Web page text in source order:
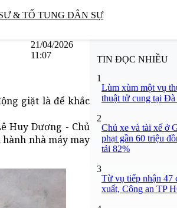
& TỐ TỤNG DÂN SỰ
21/04/2026
11:07
giặt là để khắc
Huy Dương - Chủ
hành nhà máy may
TIN ĐỌC NHIỀU
1
Lùm xùm một vụ
thuật tử cung tại
2
Chủ xe và tài xế ở
phạt gần 60 triệu
tải 82%
3
Từ vụ tiếp nhận 47
xuất, Công an TP